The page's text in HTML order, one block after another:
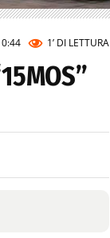
1’ DI LETTURA